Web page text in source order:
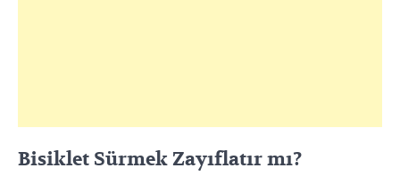
Bisiklet Sürmek Zayıflatır mı?